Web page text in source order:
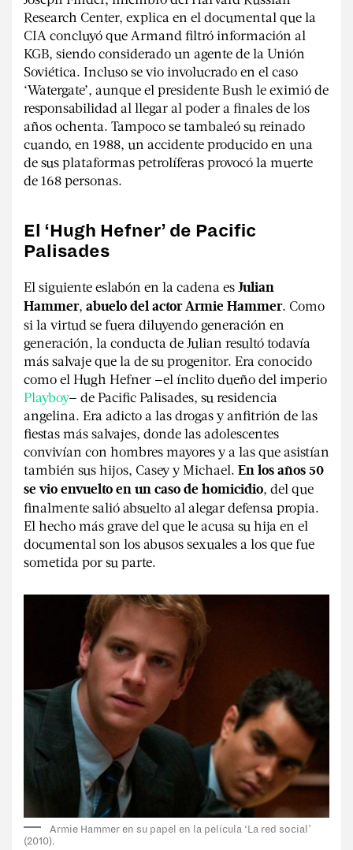
Research Center, explica en el documental que la
CIA concluyó que Armand filtró información al
KGB, siendo considerado un agente de la Unión
Soviética. Incluso se vio involucrado en el caso
‘Watergate’, aunque el presidente Bush le eximió de
responsabilidad al llegar al poder a finales de los
años ochenta. Tampoco se tambaleó su reinado
cuando, en 1988, un accidente producido en una
de sus plataformas petrolíferas provocó la muerte
de 168 personas.
El ‘Hugh Hefner’ de Pacific
Palisades
El siguiente eslabón en la cadena esJulian
Hammer, abuelo del actor Armie Hammer. Como
si la virtud se fuera diluyendo generación en
generación, la conducta de Julian resultó todavía
más salvaje que la de su progenitor. Era conocido
como el Hugh Hefner —el ínclito dueño del imperio
Playboy— de Pacific Palisades, su residencia
angelina. Era adicto a las drogas y anfitrión de las
fiestas más salvajes, donde las adolescentes
convivían con hombres mayores y a las que asistían
también sus hijos, Casey y Michael. En los años 50
se vio envuelto en un caso de homicidio, del que
finalmente salió absuelto al alegar defensa propia.
El hecho más grave del que le acusa su hija en el
documental son los abusos sexuales a los que fue
sometida por su parte.
Armie Hammer en su papel en la película ‘La red social’
(2010).